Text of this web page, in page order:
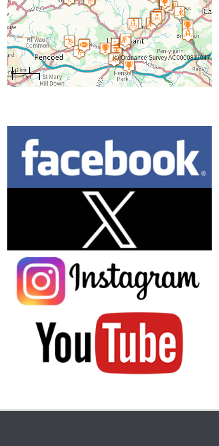
(c) Ordnance Survey AC0000811047
2 km
2 mi